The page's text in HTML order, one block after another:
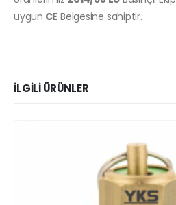
uygun CE Belgesine sahiptir.
İLGILI ÜRÜNLER